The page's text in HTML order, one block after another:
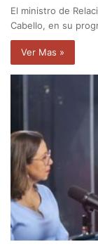
El ministro de
Cabello, en su
Ver Mas »